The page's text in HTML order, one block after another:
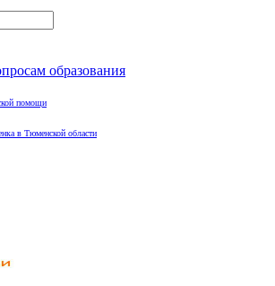
образования
помощи
в Тюменской области